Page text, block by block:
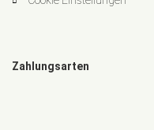
Zahlungsarten